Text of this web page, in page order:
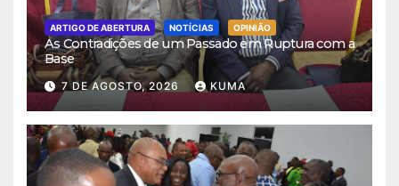
ARTIGO DE ABERTURA NOTÍCIAS OPINIÃO
As Contradições de um Passado em Ruptura com a
Base
7 DE AGOSTO, 2026 KUMA